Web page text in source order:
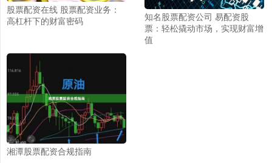
股票配资在线 股票配资业务：
高杠杆下的财富密码
知名股票配资公司 易配资股
票：轻松撬动市场，实现财富增
值
湘潭股票配资合规指南